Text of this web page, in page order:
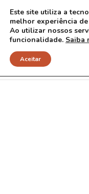
Arquivo
Este site utiliza a
melhor experiência de
Ao utilizar nossos
funcionalidade. Saiba
Aceitar